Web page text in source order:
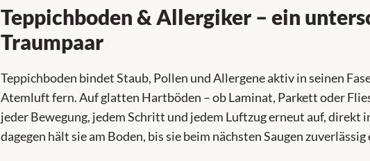
Teppichboden & Allergiker – ein
Traumpaar
Teppichboden bindet Staub, Pollen und Allergene aktiv in seinen
Atemluft fern. Auf glatten Hartböden – ob Laminat, Parkett oder
jeder Bewegung, jedem Schritt und jedem Luftzug erneut auf, direkt
dagegen hält sie am Boden, bis sie beim nächsten Saugen